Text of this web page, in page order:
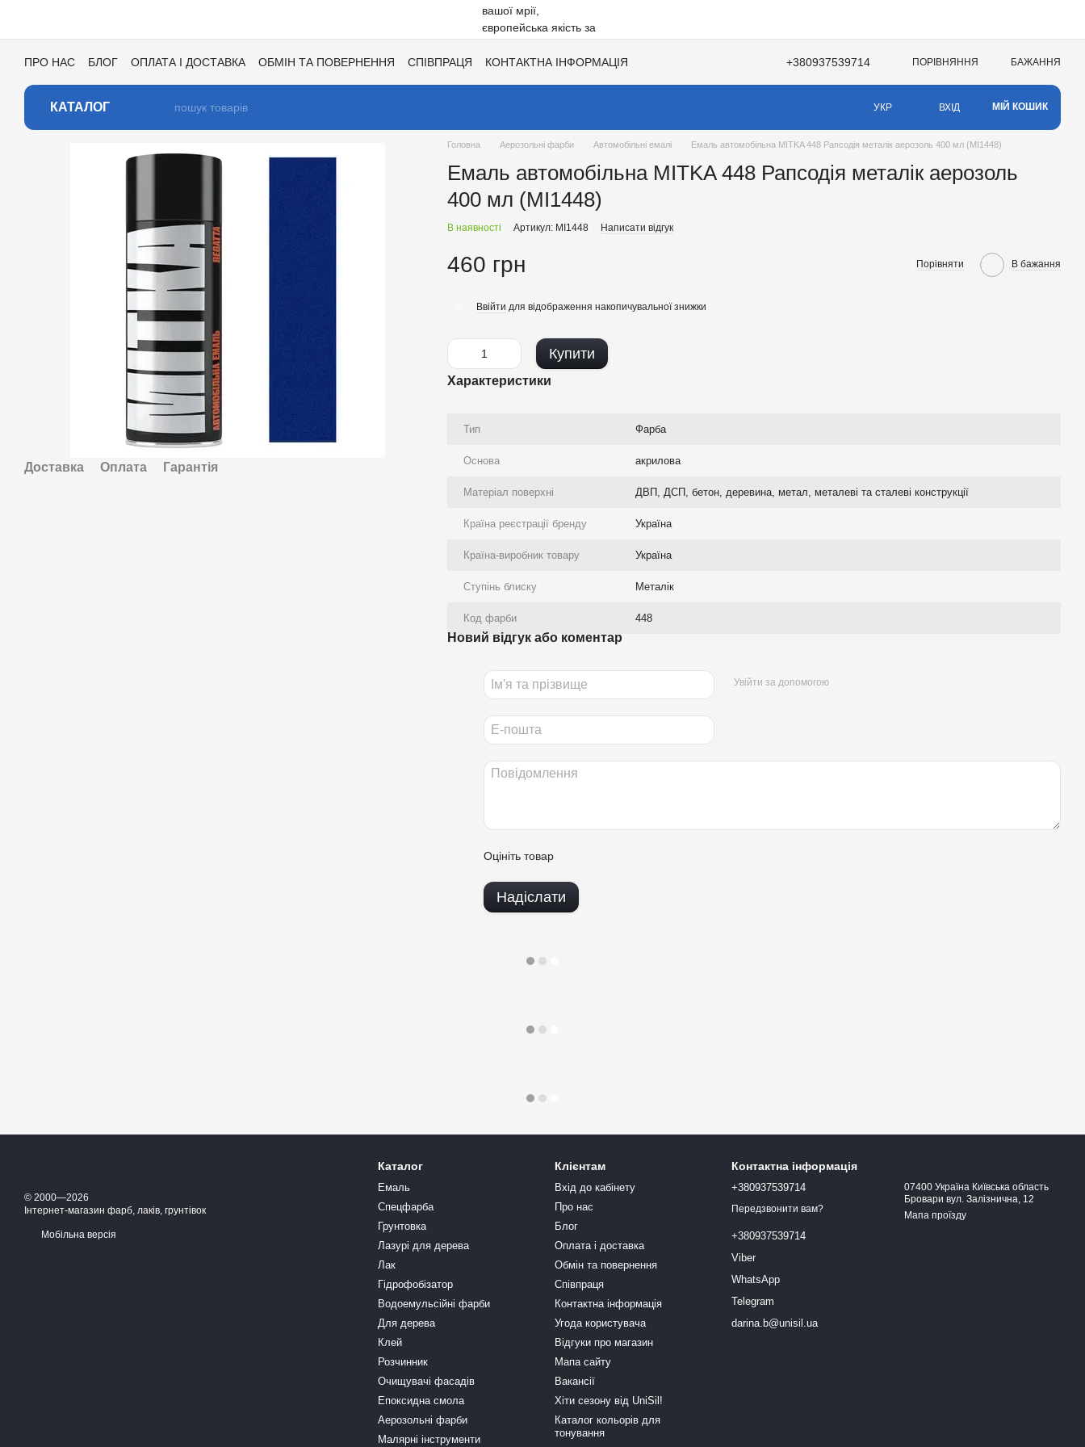
ПРО НАС БЛОГ ОПЛАТА І ДОСТАВКА ОБМІН ТА ПОВЕРНЕННЯ СПІВПРАЦЯ
КОНТАКТНА ІНФОРМАЦІЯ
+380937539714 ПОРІВНЯННЯ БАЖАННЯ
КАТАЛОГ УКР ВХІД МІЙ КОШИК
Доставка Оплата Гарантія
Головна Аерозольні фарби Автомобільні емалі Емаль автомобільна MITKA 448 Рапсодія металік аерозоль 400 мл (MI1448)
Емаль автомобільна MITKA 448 Рапсодія металік аерозоль
400 мл (MI1448)
В наявності Артикул: MI1448 Написати відгук
460 грн Порівняти В бажання
Ввійти для відображення накопичувальної знижки
Купити
Характеристики
Тип Фарба
Основа акрилова
Матеріал поверхні ДВП, ДСП, бетон, деревина, метал, металеві та сталеві конструкції
Країна реєстрації бренду Україна
Країна-виробник товару Україна
Ступінь блиску Металік
Код фарби 448
Новий відгук або коментар
Увійти за допомогою
Оцініть товар
Надіслати
© 2000—2026
Інтернет-магазин фарб, лаків, грунтівок
Мобільна версія
Каталог
Емаль
Спецфарба
Грунтовка
Лазурі для дерева
Лак
Гідрофобізатор
Водоемульсійні фарби
Для дерева
Клей
Розчинник
Очищувачі фасадів
Епоксидна смола
Аерозольні фарби
Малярні інструменти
Клієнтам
Вхід до кабінету
Про нас
Блог
Оплата і доставка
Обмін та повернення
Співпраця
Контактна інформація
Угода користувача
Відгуки про магазин
Мапа сайту
Вакансії
Хіти сезону від UniSil!
Каталог кольорів для
тонування
Контактна інформація
+380937539714
Передзвонити вам?
+380937539714
Viber
WhatsApp
Telegram
darina.b@unisil.ua
07400 Україна Київська область
Бровари вул. Залізнична, 12
Мапа проїзду